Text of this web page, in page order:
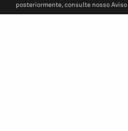
posteriormente, consulte nosso Aviso